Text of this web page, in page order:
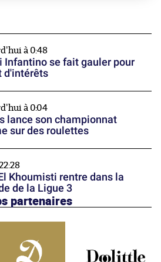
à 0:48
Infantino se fait gauler pour
d'intérêts
à 0:04
lance son championnat
sur des roulettes
Khoumisti rentre dans la
de la Ligue 3
partenaires